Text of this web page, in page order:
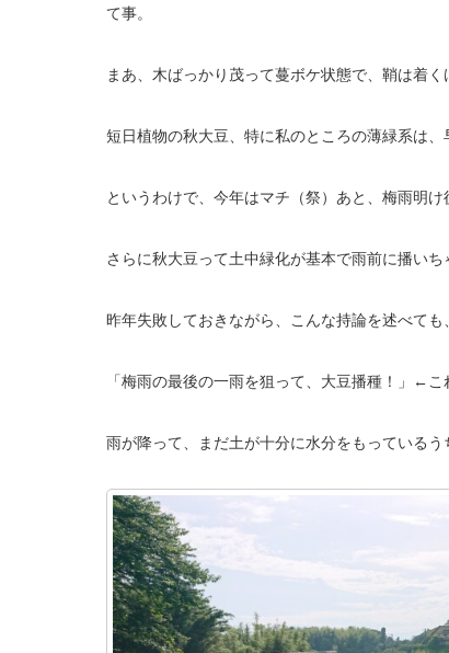
て事。
まあ、木ばっかり茂って蔓ボケ状態で、鞘は着く
短日植物の秋大豆、特に私のところの薄緑系は、
というわけで、今年はマチ（祭）あと、梅雨明け
さらに秋大豆って土中緑化が基本で雨前に播いち
昨年失敗しておきながら、こんな持論を述べても
「梅雨の最後の一雨を狙って、大豆播種！」←こ
雨が降って、まだ土が十分に水分をもっているう